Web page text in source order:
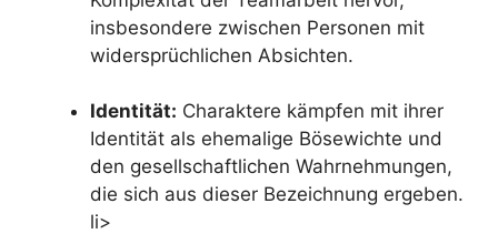
insbesondere zwischen Personen mit
widersprüchlichen Absichten.
Identität: Charaktere kämpfen mit ihrer
Identität als ehemalige Bösewichte und
den gesellschaftlichen Wahrnehmungen,
die sich aus dieser Bezeichnung ergeben.
li>